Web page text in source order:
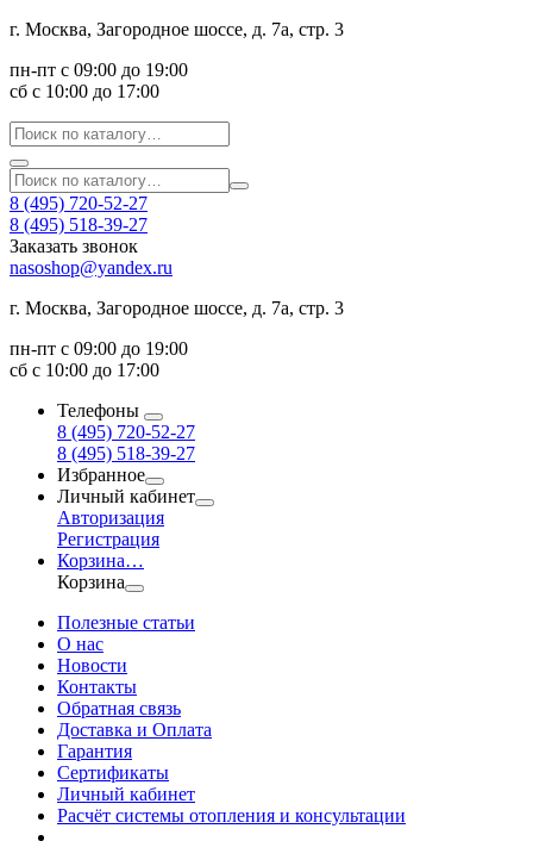
г. Москва, Загородное шоссе, д. 7а, стр. 3
пн-пт с 09:00 до 19:00
сб с 10:00 до 17:00
8 (495) 720-52-27
8 (495) 518-39-27
Заказать звонок
nasoshop@yandex.ru
г. Москва, Загородное шоссе, д. 7а, стр. 3
пн-пт с 09:00 до 19:00
сб с 10:00 до 17:00
Телефоны
8 (495) 720-52-27
8 (495) 518-39-27
Избранное
Личный кабинет
Авторизация
Регистрация
Корзина…
Корзина
Полезные статьи
О нас
Новости
Контакты
Обратная связь
Доставка и Оплата
Гарантия
Сертификаты
Личный кабинет
Расчёт системы отопления и консультации